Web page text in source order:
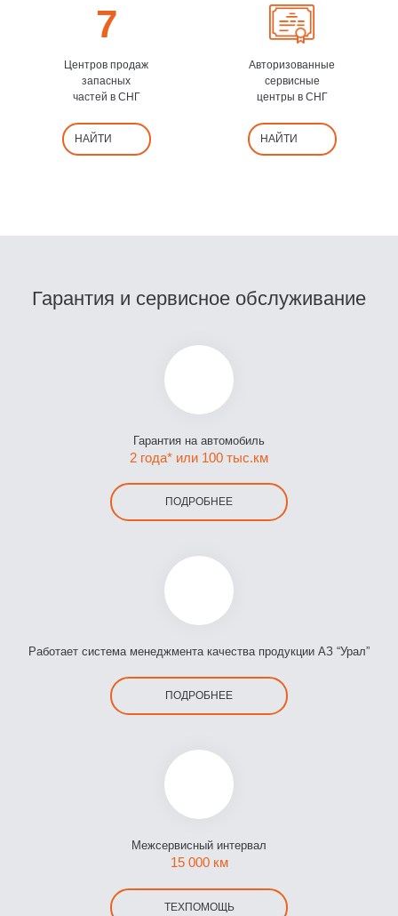
7
Центров продаж
запасных
частей в СНГ
НАЙТИ
Авторизованные
сервисные
центры в СНГ
НАЙТИ
Гарантия и сервисное обслуживание
Гарантия на автомобиль
2 года* или 100 тыс.км
ПОДРОБНЕЕ
Работает система менеджмента качества продукции АЗ “Урал”
ПОДРОБНЕЕ
Межсервисный интервал
15 000 км
ТЕХПОМОЩЬ